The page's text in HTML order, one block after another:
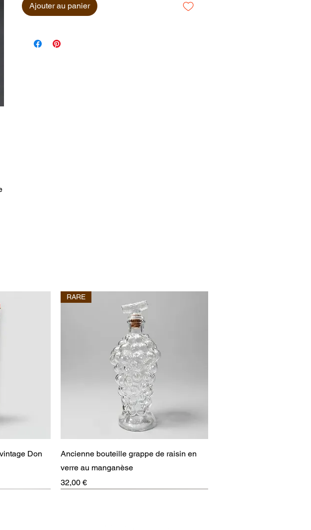
Ajouter au panier
Don
Aperçu rapide
RARE
Ancienne bouteille grappe de raisin en
verre au manganèse
Prix
32,00 €